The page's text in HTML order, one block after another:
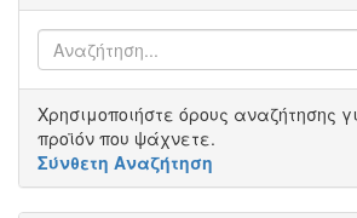
Χρησιμοποιήστε όρους αναζήτησης
προϊόν που ψάχνετε.
Σύνθετη Αναζήτηση